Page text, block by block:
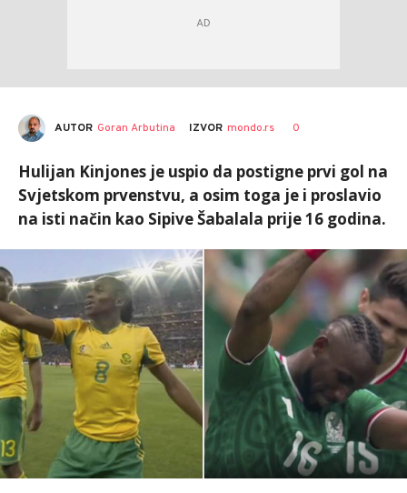
AUTOR Goran Arbutina IZVOR mondo.rs 0
Hulijan Kinjones je uspio da postigne prvi gol na
Svjetskom prvenstvu, a osim toga je i proslavio
na isti način kao Sipive Šabalala prije 16 godina.